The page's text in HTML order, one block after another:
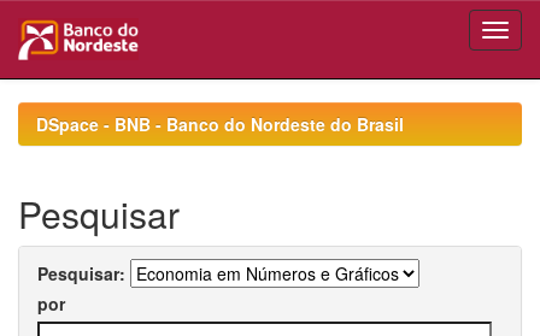
navigationDSpace - BNB - Banco do Nordeste do Brasil
Pesquisar
Pesquisar:
por